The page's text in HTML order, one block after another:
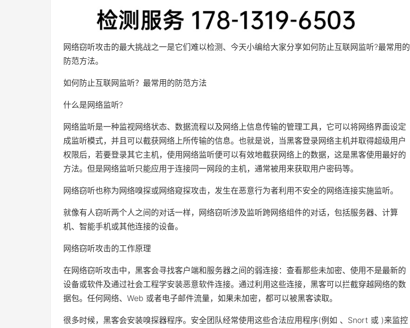
网络窃听攻击的最大挑战之一是它们难以检测、今天小编给大家分享如何防止互联网监听?最常用的
防范方法。
如何防止互联网监听？最常用的防范方法
什么是网络监听?
网络监听是一种监视网络状态、数据流程以及网络上信息传输的管理工具，它可以将网络界面设定
成监听模式，并且可以截获网络上所传输的信息。也就是说，当黑客登录网络主机并取得超级用户
权限后，若要登录其它主机，使用网络监听便可以有效地截获网络上的数据，这是黑客使用最好的
方法。但是网络监听只能应用于连接同一网段的主机，通常被用来获取用户密码等。
网络窃听也称为网络嗅探或网络窥探攻击，发生在恶意行为者利用不安全的网络连接实施监听。
就像有人窃听两个人之间的对话一样，网络窃听涉及监听跨网络组件的对话，包括服务器、计算
机、智能手机或其他连接的设备。
网络窃听攻击的工作原理
在网络窃听攻击中，黑客会寻找客户端和服务器之间的弱连接：查看那些未加密、使用不是最新的
设备或软件及通过社会工程学安装恶意软件连接。通过利用这些连接，黑客可以拦截穿越网络的数
据包。任何网络、Web 或者电子邮件流量，如果未加密，都可以被黑客读取。
很多时候，黑客会安装嗅探器程序。安全团队经常使用这些合法应用程序(例如 、Snort 或 )来监控